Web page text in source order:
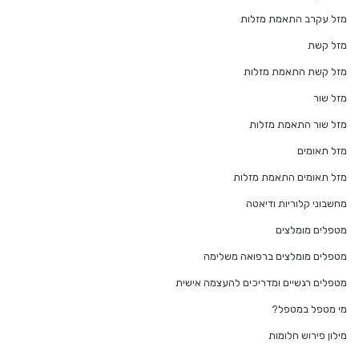
מזל עקרב התאמת מזלות
מזל קשת
מזל קשת התאמת מזלות
מזל שור
מזל שור התאמת מזלות
מזל תאומים
מזל תאומים התאמת מזלות
מחשבוני קלוריות ודיאטה
מטפלים מומלצים
מטפלים מומלצים ברפואה משלימה
מטפלים רגשיים ומדריכים להעצמה אישית
מי מטפל במטפל?
מילון פירוש חלומות